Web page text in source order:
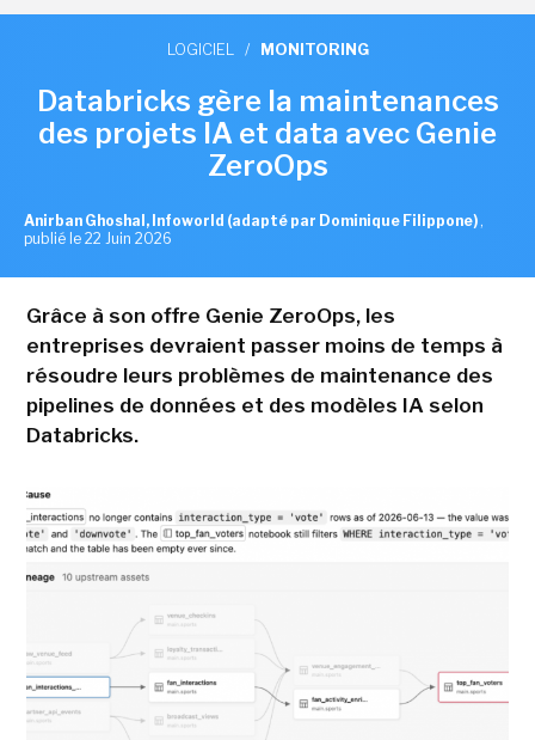
LOGICIEL / MONITORING
Databricks gère la maintenances
des projets IA et data avec Genie
ZeroOps
Anirban Ghoshal, Infoworld (adapté par Dominique Filippone) ,
publié le 22 Juin 2026
Grâce à son offre Genie ZeroOps, les
entreprises devraient passer moins de temps à
résoudre leurs problèmes de maintenance des
pipelines de données et des modèles IA selon
Databricks.